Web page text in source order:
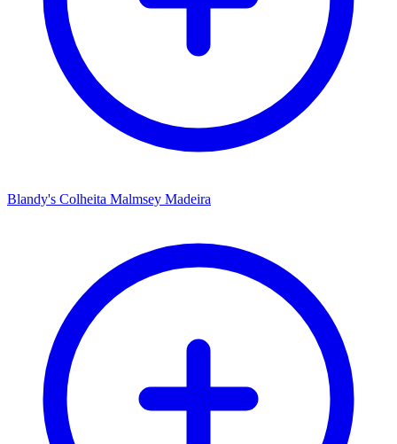
Blandy's Colheita Malmsey Madeira